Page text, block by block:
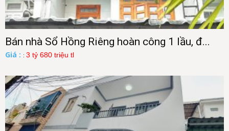
Bán nhà Sổ Hồng Riêng hoàn công 1 lầu, đ...
Giá : : 3 tỷ 680 triệu tl